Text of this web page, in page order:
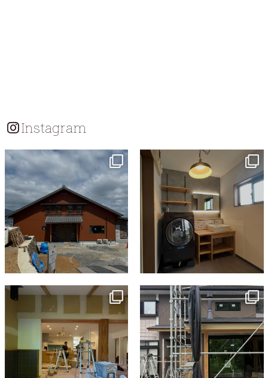
Instagram
tomohouseinc
tomohouseinc
7月 13
tomohouseinc
tomohouseinc
6月 3